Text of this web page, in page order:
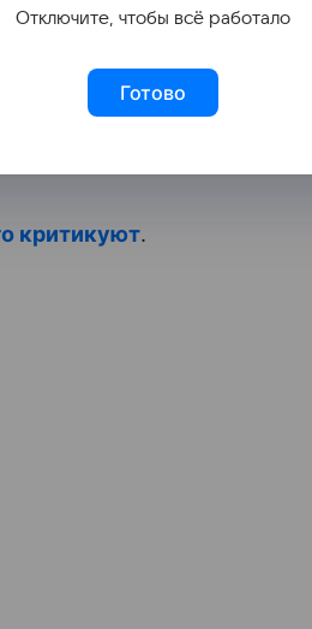
за хоккеиста Ивана
звезды. В 2017 году
у Телегина есть ребенок
критикуют.
Отключите, чтобы всё работало
Готово